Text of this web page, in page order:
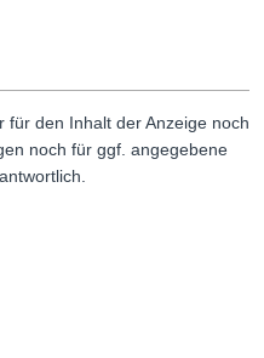
für den Inhalt der Anzeige noch
noch für ggf. angegebene